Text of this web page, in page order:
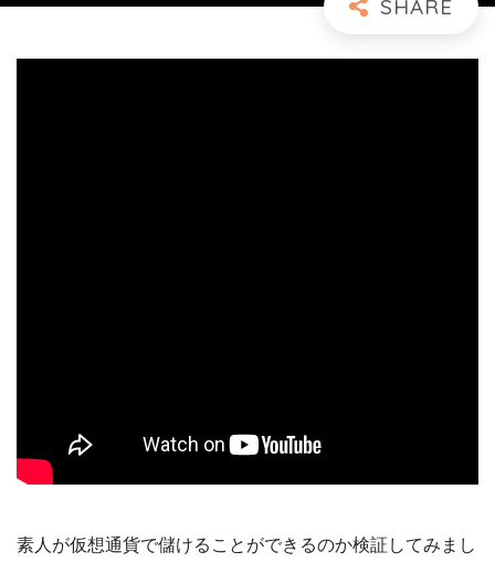
素人が仮想通貨で儲けることができるのか検証してみまし